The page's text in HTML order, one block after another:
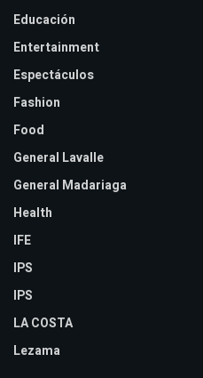
Educación
Entertainment
Espectáculos
Fashion
Food
General Lavalle
General Madariaga
Health
IFE
IPS
IPS
LA COSTA
Lezama